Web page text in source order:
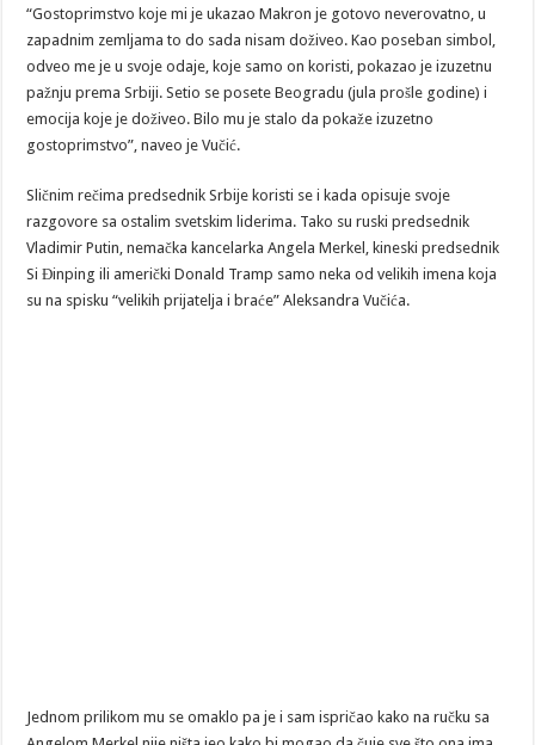
“Gostoprimstvo koje mi je ukazao Makron je gotovo neverovatno, u
zapadnim zemljama to do sada nisam doživeo. Kao poseban simbol,
odveo me je u svoje odaje, koje samo on koristi, pokazao je izuzetnu
pažnju prema Srbiji. Setio se posete Beogradu (jula prošle godine) i
emocija koje je doživeo. Bilo mu je stalo da pokaže izuzetno
gostoprimstvo”, naveo je Vučić.
Sličnim rečima predsednik Srbije koristi se i kada opisuje svoje
razgovore sa ostalim svetskim liderima. Tako su ruski predsednik
Vladimir Putin, nemačka kancelarka Angela Merkel, kineski predsednik
Si Đinping ili američki Donald Tramp samo neka od velikih imena koja
su na spisku “velikih prijatelja i braće” Aleksandra Vučića.
Jednom prilikom mu se omaklo pa je i sam ispričao kako na ručku sa